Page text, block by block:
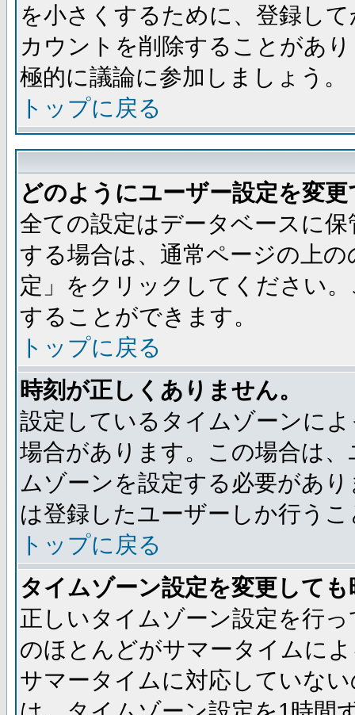
を小さくするために、登録し
カウントを削除することがあ
極的に議論に参加しましょう。
トップに戻る
どのようにユーザー設定を変
全ての設定はデータベースに
する場合は、通常ページの上
定」をクリックしてください
することができます。
トップに戻る
時刻が正しくありません。
設定しているタイムゾーンに
場合があります。この場合は
ムゾーンを設定する必要があ
は登録したユーザーしか行う
トップに戻る
タイムゾーン設定を変更して
正しいタイムゾーン設定を行
のほとんどがサマータイムに
サマータイムに対応していな